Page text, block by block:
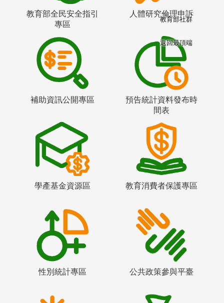
教育部全民安全指引
專區
人體研究倫理申訴
補助資訊公開專區
預告統計資料發布時
間表
學產基金資源區 教育消費者保護專區
性別統計專區 公共政策參與平臺
教育部社群
返回最頂端